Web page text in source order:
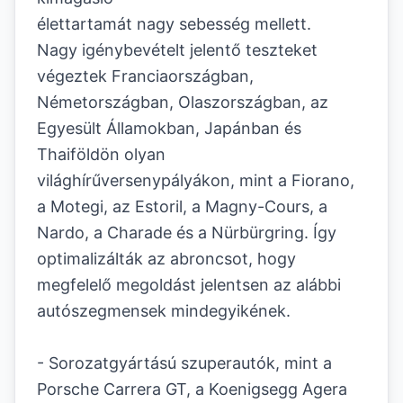
élettartamát nagy sebesség mellett.
Nagy igénybevételt jelentő teszteket
végeztek Franciaországban,
Németországban, Olaszországban, az
Egyesült Államokban, Japánban és
Thaiföldön olyan
világhírűversenypályákon, mint a Fiorano,
a Motegi, az Estoril, a Magny-Cours, a
Nardo, a Charade és a Nürbürgring. Így
optimalizálták az abroncsot, hogy
megfelelő megoldást jelentsen az alábbi
autószegmensek mindegyikének.
- Sorozatgyártású szuperautók, mint a
Porsche Carrera GT, a Koenigsegg Agera